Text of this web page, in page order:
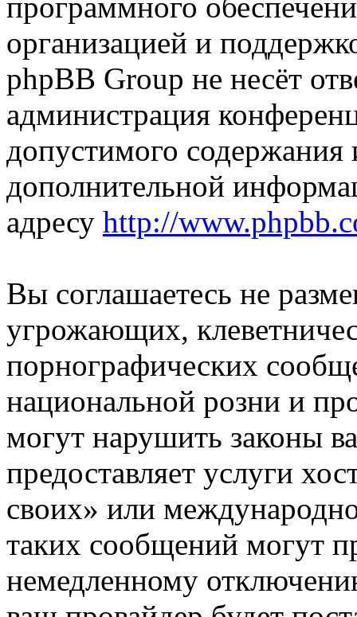
организацией и
phpBB Group не несёт
администрация
допустимого
дополнительной
адресу http://
Вы соглашаетесь не
угрожающих,
порнографических
национальной розни и
могут нарушить законы
предоставляет услуги
своих» или
таких сообщений могут
немедленному